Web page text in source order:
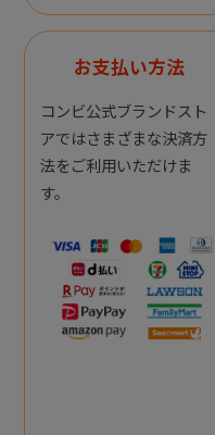
お支払い方法
コンビ公式ブランドスト
アではさまざまな決済方
法をご利用いただけま
す。